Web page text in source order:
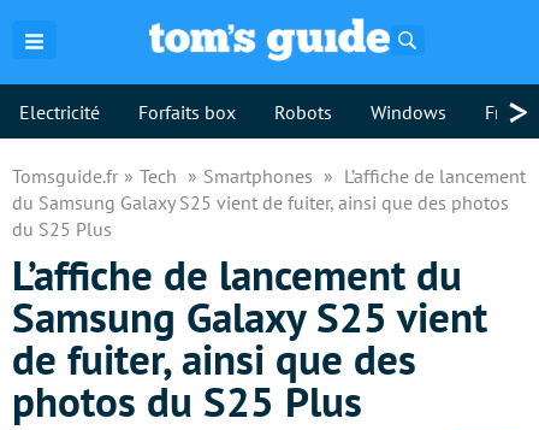
Electricité Forfaits box Robots Windows >
Tomsguide.fr Tech Smartphones
L’affiche de lancement
du Samsung Galaxy S25 vient de fuiter, ainsi que des photos
du S25 Plus
L’affiche de lancement du
Samsung Galaxy S25 vient
de fuiter, ainsi que des
photos du S25 Plus